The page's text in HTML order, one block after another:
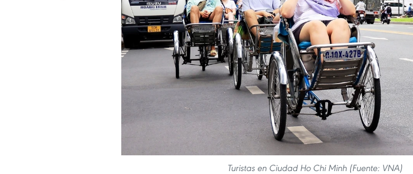
Turistas en Ciudad Ho Chi Minh (Fuente: VNA)